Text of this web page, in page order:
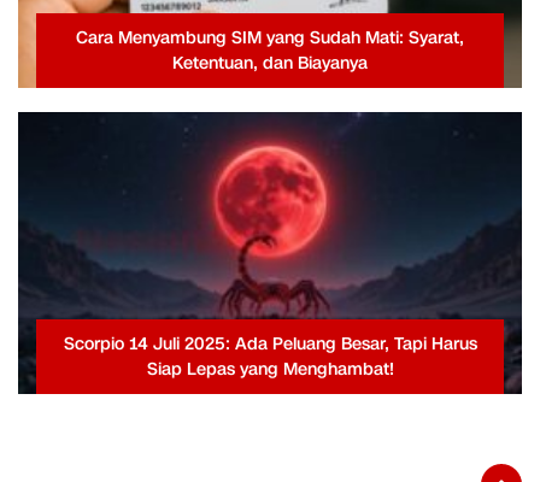
Cara Menyambung SIM yang Sudah Mati: Syarat,
Ketentuan, dan Biayanya
Scorpio 14 Juli 2025: Ada Peluang Besar, Tapi Harus
Siap Lepas yang Menghambat!